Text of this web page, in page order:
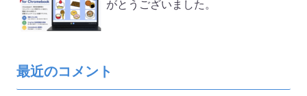
がとうございました。
最近のコメント